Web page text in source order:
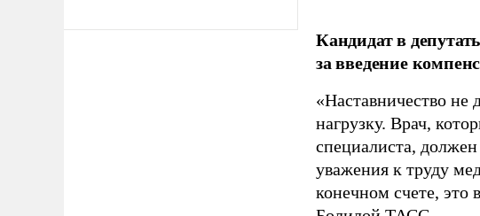
Кандидат в
за введение
«Наставничество
нагрузку. Врач,
специалиста,
уважения к труду
конечном счете, это